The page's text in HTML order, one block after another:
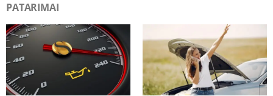
PATARIMAI